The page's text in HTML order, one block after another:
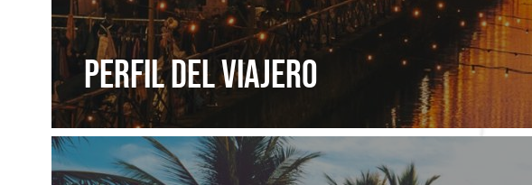
PERFIL DEL VIAJERO